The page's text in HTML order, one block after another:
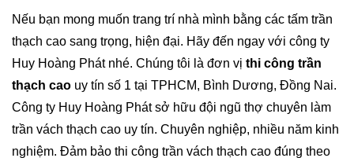
Nếu bạn mong muốn trang trí nhà mình bằng các tấm trần
thạch cao sang trọng, hiện đại. Hãy đến ngay với công ty
Huy Hoàng Phát nhé. Chúng tôi là đơn vị thi công trần
thạch cao uy tín số 1 tại TPHCM, Bình Dương, Đồng Nai.
Công ty Huy Hoàng Phát sở hữu đội ngũ thợ chuyên làm
trần vách thạch cao uy tín. Chuyên nghiệp, nhiều năm kinh
nghiệm. Đảm bảo thi công trần vách thạch cao đúng theo